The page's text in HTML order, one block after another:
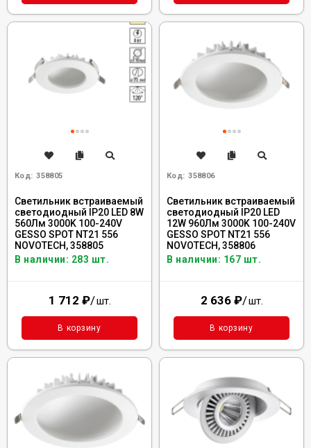
Код: 358805
Светильник встраиваемый
светодиодный IP20 LED 8W
560Лм 3000K 100-240V
GESSO SPOT NT21 556
NOVOTECH, 358805
В наличии: 283 шт.
1 712 ₽/шт.
В корзину
Код: 358806
Светильник встраиваемый
светодиодный IP20 LED
12W 960Лм 3000K 100-240V
GESSO SPOT NT21 556
NOVOTECH, 358806
В наличии: 167 шт.
2 636 ₽/шт.
В корзину